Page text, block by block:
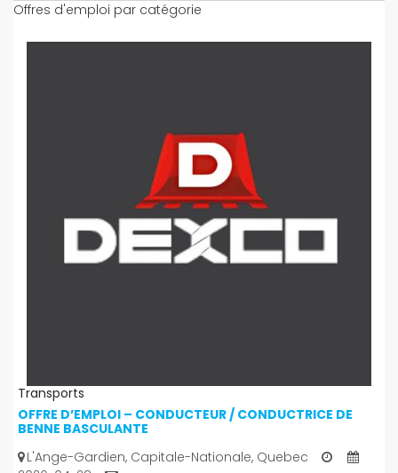
Offres d'emploi par catégorie
Transports
OFFRE D’EMPLOI – CONDUCTEUR / CONDUCTRICE DE
BENNE BASCULANTE
L'Ange-Gardien, Capitale-Nationale, Quebec